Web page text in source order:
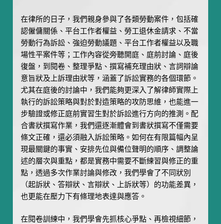
在律所的日子，我們親身參與了各類勞動案件，包括確
認僱傭關係、平台工作者權益、勞工退休金請求、不當
勞動行為訴訟、強迫勞動議題、平台工作者權益以及職
場性平案件等；工作內容從旁聽開庭、庭前討論、庭後
復盤，到閱卷、整理爭點、撰寫補充理由狀、言詞辯論
意旨狀及上訴理由狀等，涵蓋了訴訟實務的各個環節。
尤其在庭後的討論中，我們能夠更深入了解律師實際上
執行的訴訟策略與對於對造策略的攻防思維，也能進一
步驗證或修正庭前實習生對於訴訟進行方向的推測。配
合書狀撰寫作業，我們還逐漸體會到書狀撰寫不僅需要
條文正確，還必須融入訴訟策略。如何在有限篇幅內呈
現最關鍵的事實、安排先位與備位聲明的順序、調整論
述的層次與重點，都是實務中需要不斷練習與修正的重
點，透過多次作業討論與修改，我們學會了不同狀別
（起訴狀、答辯狀、言辯狀、上訴狀等）的功能差異，
也更能在壓力下有條理地表達與應答。
在閱卷訓練中，我們學會先抓核心爭點、再檢視細節，